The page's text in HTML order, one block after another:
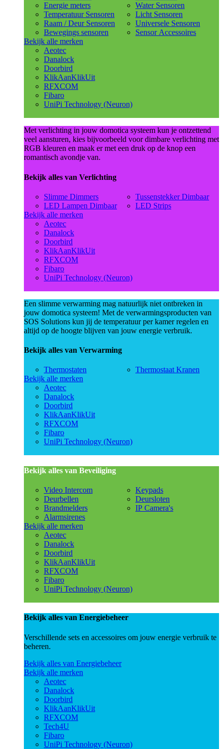
Energie meters
Temperatuur Sensoren
Raam / Deur Sensoren
Bewegings sensoren
Water Sensoren
Licht Sensoren
Universele Sensoren
Sensor Accessoires
Bekijk alle merken
Aeotec
Danalock
Doorbird
KlikAanKlikUit
RFXCOM
Fibaro
UniPi Technology (Neuron)
Met verlichting in jouw domotica systeem kun je ontzettend
veel aansturen, kies bijvoorbeeld voor dimbare verlichting met
RGB kleuren en maak er met een druk op de knop een
romantisch avondje van.
Bekijk alles van Verlichting
Slimme Dimmers
LED Lampen Dimbaar
Tussenstekker Dimbaar
LED Strips
Bekijk alle merken
Aeotec
Danalock
Doorbird
KlikAanKlikUit
RFXCOM
Fibaro
UniPi Technology (Neuron)
Een slimme verwarming mag natuurlijk niet ontbreken in
jouw domotica systeem! Met de verwarmingsproducten van
SOS Solutions kun jij de temperatuur per kamer regelen en
altijd op de hoogte blijven van jouw energie verbruik.
Bekijk alles van Verwarming
Thermostaten
Thermostaat Kranen
Bekijk alle merken
Aeotec
Danalock
Doorbird
KlikAanKlikUit
RFXCOM
Fibaro
UniPi Technology (Neuron)
Bekijk alles van Beveiliging
Video Intercom
Deurbellen
Brandmelders
Alarmsirenes
Keypads
Deursloten
IP Camera's
Bekijk alle merken
Aeotec
Danalock
Doorbird
KlikAanKlikUit
RFXCOM
Fibaro
UniPi Technology (Neuron)
Bekijk alles van Energiebeheer
Verschillende sets en accessoires om jouw energie verbruik te
beheren.
Bekijk alles van Energiebeheer
Bekijk alle merken
Aeotec
Danalock
Doorbird
KlikAanKlikUit
RFXCOM
Tech4U
Fibaro
UniPi Technology (Neuron)